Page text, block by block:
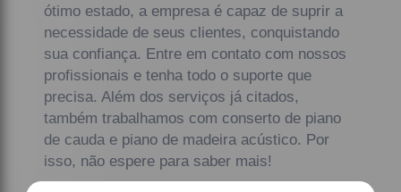
ótimo estado, a empresa é capaz de suprir a
necessidade de seus clientes, conquistando
sua confiança. Entre em contato com nossos
profissionais e tenha todo o suporte que
precisa. Além dos serviços já citados,
também trabalhamos com conserto de piano
de cauda e piano de madeira acústico. Por
isso, não espere para saber mais!